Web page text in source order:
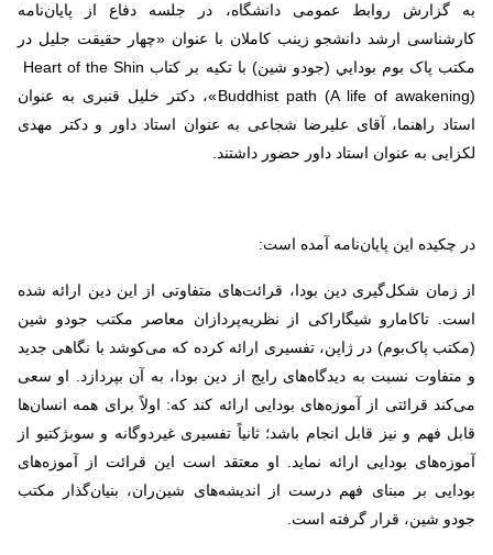
به گزارش روابط عمومی دانشگاه، در جلسه دفاع از پایان‌نامه
کارشناسی ارشد دانشجو زینب کاملان با عنوان «چهار حقيقت جليل در
مکتب پاک بوم بودايي (جودو شين) با تکيه بر کتاب Heart of the Shin
Buddhist path (A life of awakening)»، دکتر خلیل قنبری به عنوان
استاد راهنما، آقای علیرضا شجاعی به عنوان استاد داور و دکتر مهدی
لکزایی به عنوان استاد داور حضور داشتند.
در چکیده این پایان‌نامه آمده است:
از زمان شکل‌گیری دین بودا، قرائت‌های متفاوتی از این دین ارائه شده
است. تاکامارو شیگاراکی از نظریه‌پردازان معاصر مکتب جودو شین
(مکتب پاک‌بوم) در ژاپن، تفسیری ارائه کرده که می‌کوشد با نگاهی جدید
و متفاوت نسبت به دیدگاه‌های رایج از دین بودا، به آن بپردازد. او سعی
می‌کند قرائتی از آموزه‌های بودایی ارائه کند که: اولاً برای همه انسان‌ها
قابل فهم و نیز قابل انجام باشد؛ ثانیاً تفسیری غیردوگانه و سوبژکتیو از
آموزه‌های بودایی ارائه نماید. او معتقد است این قرائت از آموزه‌های
بودایی بر مبنای فهم درست از اندیشه‌های شین‌ران، بنیان‌گذار مکتب
جودو شین، قرار گرفته است.